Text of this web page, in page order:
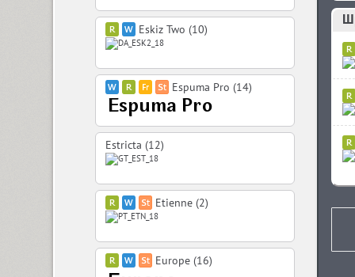
Eskiz Two (10)
Espuma Pro (14)
Estricta (12)
Etienne (2)
Europe (16)